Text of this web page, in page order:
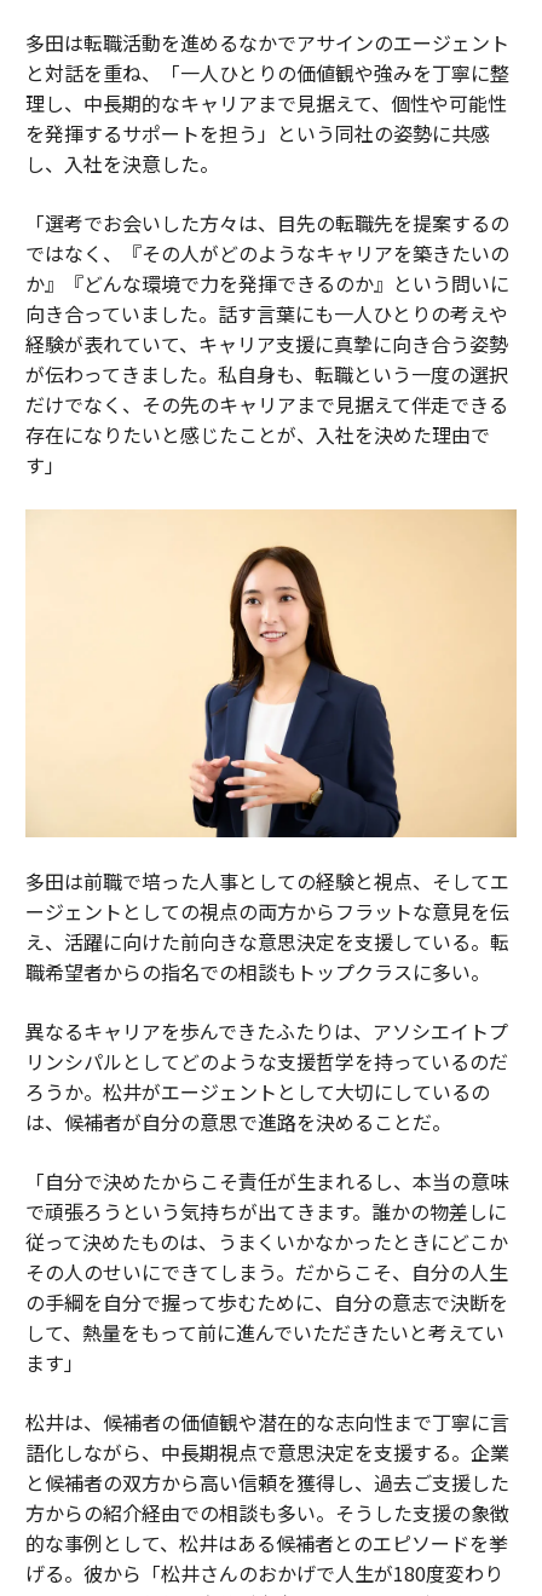
多田は転職活動を進めるなかでアサインのエージェント
と対話を重ね、「一人ひとりの価値観や強みを丁寧に整
理し、中長期的なキャリアまで見据えて、個性や可能性
を発揮するサポートを担う」という同社の姿勢に共感
し、入社を決意した。
「選考でお会いした方々は、目先の転職先を提案するの
ではなく、『その人がどのようなキャリアを築きたいの
か』『どんな環境で力を発揮できるのか』という問いに
向き合っていました。話す言葉にも一人ひとりの考えや
経験が表れていて、キャリア支援に真摯に向き合う姿勢
が伝わってきました。私自身も、転職という一度の選択
だけでなく、その先のキャリアまで見据えて伴走できる
存在になりたいと感じたことが、入社を決めた理由で
す」
多田は前職で培った人事としての経験と視点、そしてエ
ージェントとしての視点の両方からフラットな意見を伝
え、活躍に向けた前向きな意思決定を支援している。転
職希望者からの指名での相談もトップクラスに多い。
異なるキャリアを歩んできたふたりは、アソシエイトプ
リンシパルとしてどのような支援哲学を持っているのだ
ろうか。松井がエージェントとして大切にしているの
は、候補者が自分の意思で進路を決めることだ。
「自分で決めたからこそ責任が生まれるし、本当の意味
で頑張ろうという気持ちが出てきます。誰かの物差しに
従って決めたものは、うまくいかなかったときにどこか
その人のせいにできてしまう。だからこそ、自分の人生
の手綱を自分で握って歩むために、自分の意志で決断を
して、熱量をもって前に進んでいただきたいと考えてい
ます」
松井は、候補者の価値観や潜在的な志向性まで丁寧に言
語化しながら、中長期視点で意思決定を支援する。企業
と候補者の双方から高い信頼を獲得し、過去ご支援した
方からの紹介経由での相談も多い。そうした支援の象徴
的な事例として、松井はある候補者とのエピソードを挙
げる。彼から「松井さんのおかげで人生が180度変わり